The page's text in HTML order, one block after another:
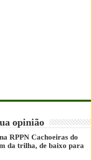
opinião
RPPN Cachoeiras do
da trilha, de baixo para